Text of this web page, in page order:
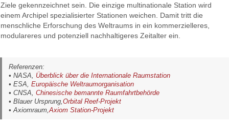
Ziele gekennzeichnet sein. Die einzige multinationale Station wird
einem Archipel spezialisierter Stationen weichen. Damit tritt die
menschliche Erforschung des Weltraums in ein kommerzielleres,
modulareres und potenziell nachhaltigeres Zeitalter ein.
Referenzen:
• NASA, Überblick über die Internationale Raumstation
• ESA, Europäische Weltraumorganisation
• CNSA, Chinesische bemannte Raumfahrtbehörde
• Blauer Ursprung,Orbital Reef-Projekt
• Axiomraum,Axiom Station-Projekt